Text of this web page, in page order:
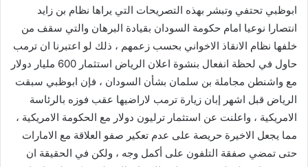
ابوظبي تحتفي وتبشر بهذه التصريحات التي يراها نظام بن زايد
انتصارا نوعيا امام حكومة السودان بقيادة البرهان والتي سقف من
خلفها نظام الانقاذ الاخواني بحسب زعمهم ، ذلك لو اعتبرنا ان ترمب
حاول في لحظة انفعال بنشوة اعلان الرياض استثمار 600 مليار دولار
مع واشنطن مجاملة بن سلمان بشأن السودان ، فإن ابوظبي سبقت
الرياض قبل اشهر إبان زيارة ترمب لاراضيها عقب فوزه بالرئاسة
الامريكية ، واعلنت عن استثمار ترليون دولار مع الحكومة الامريكية ،
مما يجعل الاخيرة حريصة على عدم تعكير صفو العلاقة مع الامارات
حتى تمضي صفقة التلفون على أكمل وجه ، ولكن في الحقيقة ان